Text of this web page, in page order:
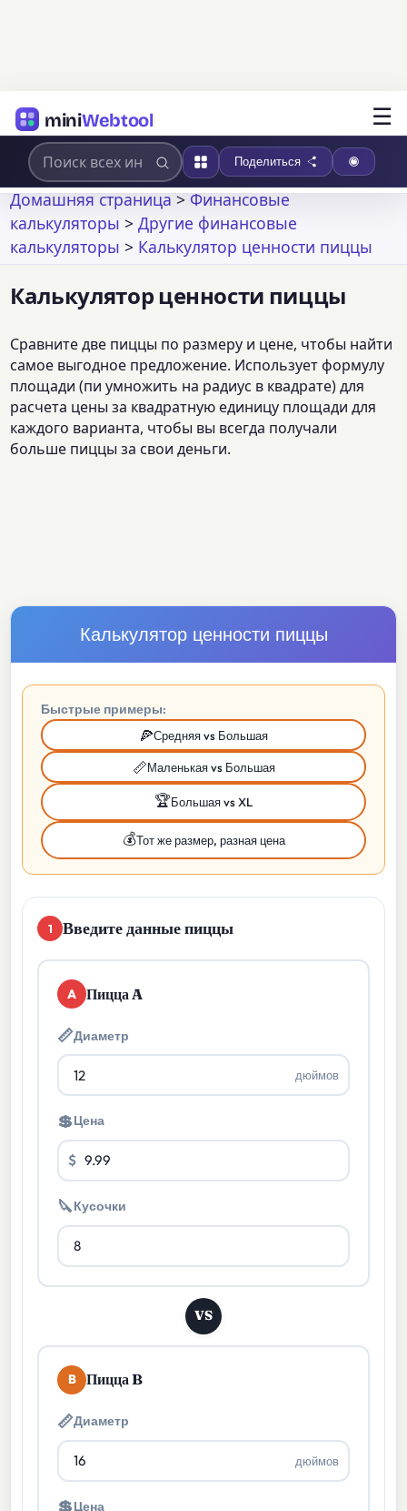
miniWebtool ☰
Поделиться
Домашняя страница>Финансовые
калькуляторы >Другие финансовые
калькуляторы > Калькулятор ценности пиццы
Калькулятор ценности пиццы
Сравните две пиццы по размеру и цене, чтобы найти
самое выгодное предложение. Использует формулу
площади (пи умножить на радиус в квадрате) для
расчета цены за квадратную единицу площади для
каждого варианта, чтобы вы всегда получали
больше пиццы за свои деньги.
Калькулятор ценности пиццы
Быстрые примеры:
🍕Средняя vs Большая
📏Маленькая vs Большая
🏆Большая vs XL
💰Тот же размер, разная цена
1 Введите данные пиццы
A Пицца A
📏Диаметр
дюймов
💲Цена
$
🔪Кусочки
VS
B Пицца B
📏Диаметр
дюймов
💲Цена